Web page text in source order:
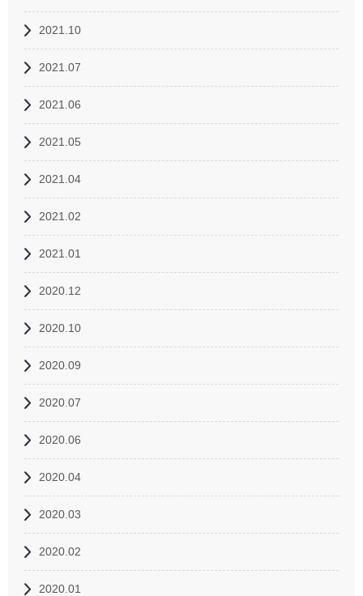
2021.10
2021.07
2021.06
2021.05
2021.04
2021.02
2021.01
2020.12
2020.10
2020.09
2020.07
2020.06
2020.04
2020.03
2020.02
2020.01